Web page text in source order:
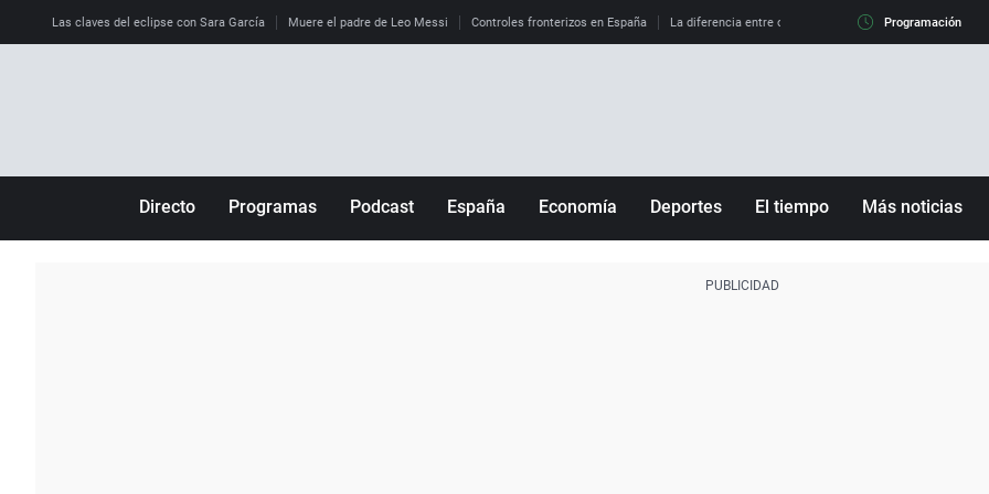
Las claves del eclipse con Sara García Muere el padre de Leo Messi Controles fronterizos en España La diferencia entre observar el eclipse al 99% y al 100%
Programación
Directo Programas Podcast España Economía Deportes El tiempo Más noticias